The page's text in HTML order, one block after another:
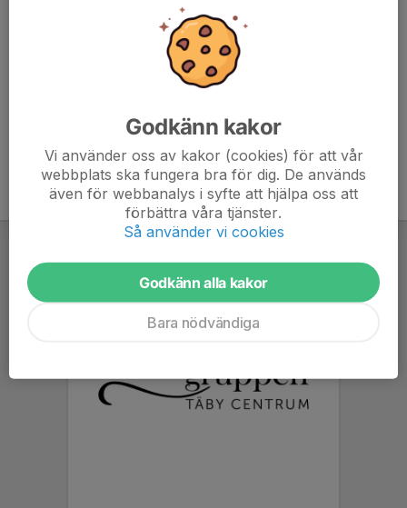
hanna.amell@hotmail.se
Godkänn kakor
Vi använder oss av kakor (cookies) för att vår
webbplats ska fungera bra för dig. De används
även för webbanalys i syfte att hjälpa oss att
förbättra våra tjänster.
Så använder vi cookies
Godkänn alla kakor
Bara nödvändiga